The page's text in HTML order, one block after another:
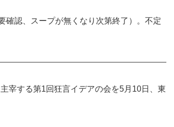
認、スープが無くなり次第終了）。不定
宰する第1回狂言イデアの会を5月10日、東